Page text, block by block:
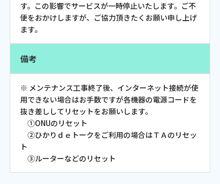
会社案内
お知らせ
サイトマップ
ウェブサイトのご利用について
放送基準
安全・安心マーク
安全・安心ガイド
す。この影響でサービスが一時停止いたします。ご不
便をおかけしますが、ご協力頂きたくお願い申し上げ
ます。
備考
※ メンテナンス工事終了後、インターネット接続が使
用できない場合はお手数ですが各機器の電源コードを
抜き差ししてリセットをお願いします。
①ONUのリセット
②ひかりｄｅトークをご利用の場合はＴＡのリセッ
ト
③ルーターなどのリセット